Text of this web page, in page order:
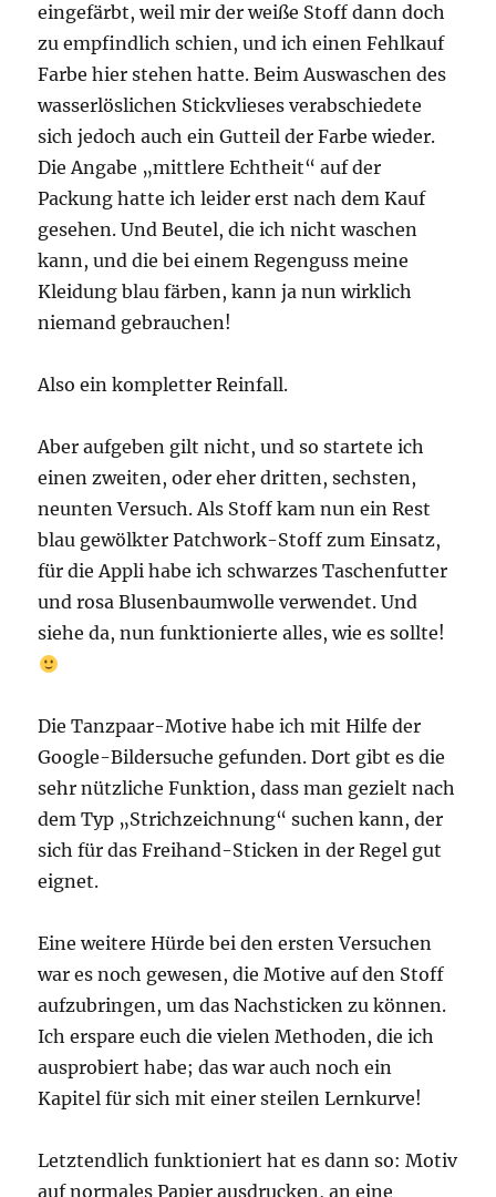
eingefärbt, weil mir der weiße Stoff dann doch
zu empfindlich schien, und ich einen Fehlkauf
Farbe hier stehen hatte. Beim Auswaschen des
wasserlöslichen Stickvlieses verabschiedete
sich jedoch auch ein Gutteil der Farbe wieder.
Die Angabe „mittlere Echtheit“ auf der
Packung hatte ich leider erst nach dem Kauf
gesehen. Und Beutel, die ich nicht waschen
kann, und die bei einem Regenguss meine
Kleidung blau färben, kann ja nun wirklich
niemand gebrauchen!
Also ein kompletter Reinfall.
Aber aufgeben gilt nicht, und so startete ich
einen zweiten, oder eher dritten, sechsten,
neunten Versuch. Als Stoff kam nun ein Rest
blau gewölkter Patchwork-Stoff zum Einsatz,
für die Appli habe ich schwarzes Taschenfutter
und rosa Blusenbaumwolle verwendet. Und
siehe da, nun funktionierte alles, wie es sollte!
Die Tanzpaar-Motive habe ich mit Hilfe der
Google-Bildersuche gefunden. Dort gibt es die
sehr nützliche Funktion, dass man gezielt nach
dem Typ „Strichzeichnung“ suchen kann, der
sich für das Freihand-Sticken in der Regel gut
eignet.
Eine weitere Hürde bei den ersten Versuchen
war es noch gewesen, die Motive auf den Stoff
aufzubringen, um das Nachsticken zu können.
Ich erspare euch die vielen Methoden, die ich
ausprobiert habe; das war auch noch ein
Kapitel für sich mit einer steilen Lernkurve!
Letztendlich funktioniert hat es dann so: Motiv
auf normales Papier ausdrucken, an eine